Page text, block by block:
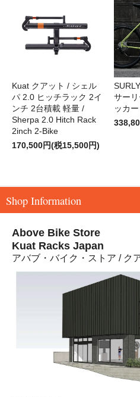
Kuat クアット / シェル
パ 2.0 ヒッチラック 2イ
ンチ 2台積載 軽量 /
Sherpa 2.0 Hitch Rack
2inch 2-Bike
170,500円(税15,500円)
サー
ッカ
Shop Information
Above Bike Store
Kuat Racks Japan
アバブ・バイク・ストア / ク